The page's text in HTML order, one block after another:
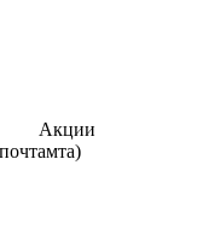
Акции